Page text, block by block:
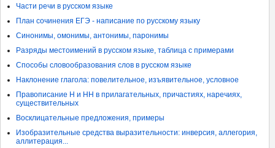
Части речи в русском языке
План сочинения ЕГЭ - написание по русскому языку
Синонимы, омонимы, антонимы, паронимы
Разряды местоимений в русском языке, таблица с примерами
Способы словообразования слов в русском языке
Наклонение глагола: повелительное, изъявительное, условное
Правописание Н и НН в прилагательных, причастиях, наречиях,
существительных
Восклицательные предложения, примеры
Изобразительные средства выразительности: инверсия, аллегория,
аллитерация...